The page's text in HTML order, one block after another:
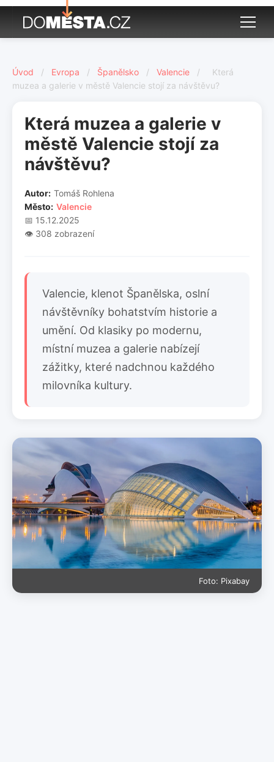
Úvod / Evropa / Španělsko / Valencie /
Která
muzea a galerie v městě Valencie stojí za návštěvu?
Která muzea a galerie v
městě Valencie stojí za
návštěvu?
Autor: Tomáš Rohlena
Město: Valencie
📅 15.12.2025
👁️ 308 zobrazení
Valencie, klenot Španělska, oslní
návštěvníky bohatstvím historie a
umění. Od klasiky po modernu,
místní muzea a galerie nabízejí
zážitky, které nadchnou každého
milovníka kultury.
Foto: Pixabay